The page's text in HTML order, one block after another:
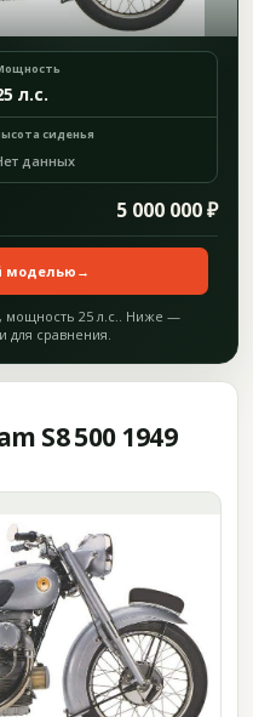
л.с.
сиденья
данных
5 000 000 ₽
моделью →
мощность 25 л.с.. Ниже —
для сравнения.
S8 500 1949